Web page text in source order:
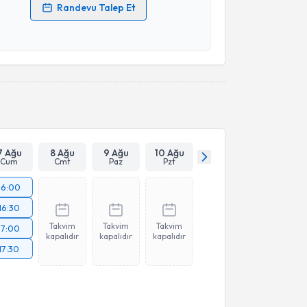
Randevu Talep Et
verilerimin işlenmesine ilişkinAydınlatma Metni
Ağu
Cum
8 Ağu
Cmt
9 Ağu
Paz
10 Ağu
Pzt
Takvim
kapalıdır
Takvim
kapalıdır
Takvim
kapalıdır